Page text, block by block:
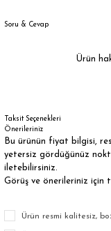
Soru & Cevap
Ürün
Taksit Seçenekleri
Önerileriniz
Bu ürünün fiyat bilgisi,
yetersiz gördüğünüz
iletebilirsiniz.
Görüş ve önerileriniz için
Ürün resmi kalitesiz,